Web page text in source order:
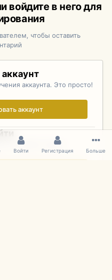
войдите в него для
чтобы оставить
аккаунта. Это просто!
аккаунт
Войдите здесь.
Войти Регистрация Больше